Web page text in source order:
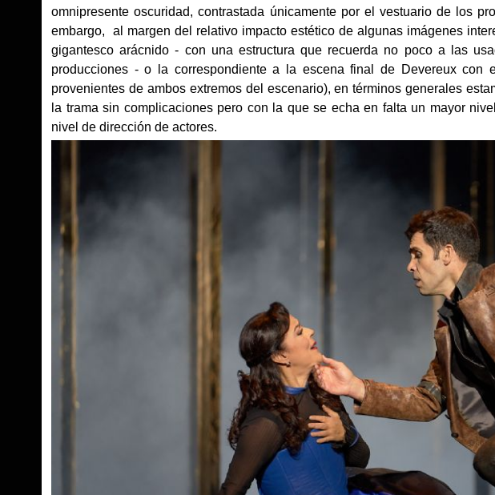
omnipresente oscuridad, contrastada únicamente por el vestuario de los
embargo, al margen del relativo impacto estético de algunas imágenes
gigantesco arácnido - con una estructura que recuerda no poco a las
producciones - o la correspondiente a la escena final de Devereux con
provenientes de ambos extremos del escenario), en términos generales
la trama sin complicaciones pero con la que se echa en falta un mayor
nivel de dirección de actores.